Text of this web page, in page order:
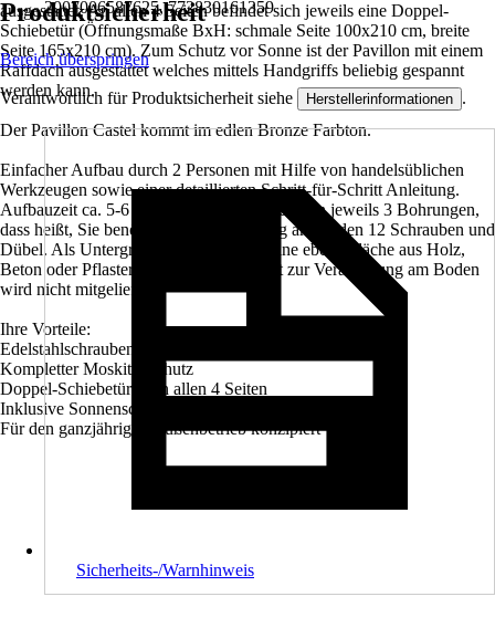
2007006587625, 772830161359
ausgestattet. An allen 4 Seiten befindet sich jeweils eine Doppel-
Schiebetür (Öffnungsmaße BxH: schmale Seite 100x210 cm, breite
Seite 165x210 cm). Zum Schutz vor Sonne ist der Pavillon mit einem
Raffdach ausgestattet welches mittels Handgriffs beliebig gespannt
werden kann.
Der Pavillon Castel kommt im edlen Bronze Farbton.
Einfacher Aufbau durch 2 Personen mit Hilfe von handelsüblichen
Werkzeugen sowie einer detaillierten Schritt-für-Schritt Anleitung.
Aufbauzeit ca. 5-6 Stunden. Die Füße besitzen jeweils 3 Bohrungen,
dass heißt, Sie benötigen zur Befestigung am Boden 12 Schrauben und
Dübel. Als Untergrund empfehlen wir eine ebene Fläche aus Holz,
Beton oder Pflastersteinen. Schraubenkit zur Verankerung am Boden
wird nicht mitgeliefert.
Ihre Vorteile:
Edelstahlschrauben
Kompletter Moskito-Schutz
Doppel-Schiebetüren an allen 4 Seiten
Inklusive Sonnenschutz
Für den ganzjährigen Außenbetrieb konzipiert
Produktsicherheit
Bereich überspringen
Verantwortlich für Produktsicherheit siehe Herstellerinformationen .
Sicherheits-/Warnhinweis